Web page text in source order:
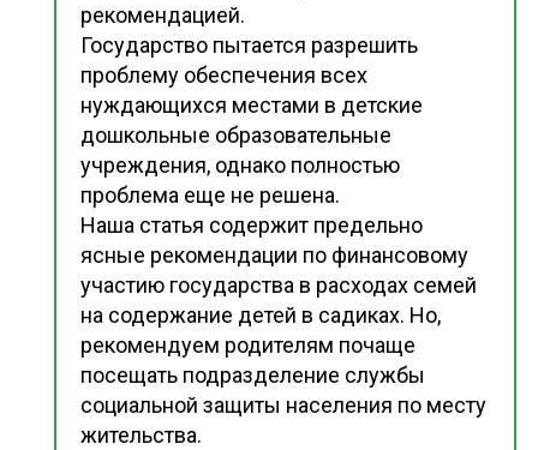
рекомендацией.
Государство пытается разрешить
проблему обеспечения всех
нуждающихся местами в детские
дошкольные образовательные
учреждения, однако полностью
проблема еще не решена.
Наша статья содержит предельно
ясные рекомендации по финансовому
участию государства в расходах семей
на содержание детей в садиках. Но,
рекомендуем родителям почаще
посещать подразделение службы
социальной защиты населения по месту
жительства.